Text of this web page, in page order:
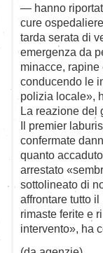
— hanno
cure
tarda serata di
emergenza da
minacce, rapine
conducendo le
polizia locale»,
La reazione del
Il premier
confermate
quanto
arrestato
sottolineato di
affrontare tutto
rimaste ferite e
intervento», ha